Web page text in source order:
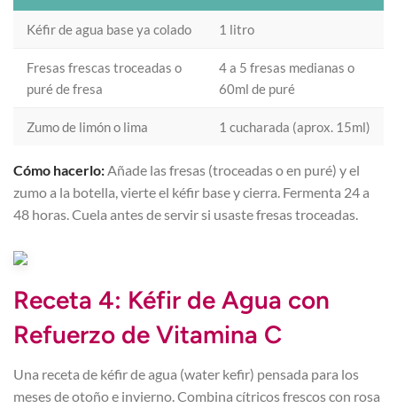
Kéfir de agua base ya colado 1 litro
Fresas frescas troceadas o
puré de fresa
4 a 5 fresas medianas o
60ml de puré
Zumo de limón o lima 1 cucharada (aprox. 15ml)
Cómo hacerlo: Añade las fresas (troceadas o en puré) y el
zumo a la botella, vierte el kéfir base y cierra. Fermenta 24 a
48 horas. Cuela antes de servir si usaste fresas troceadas.
Receta 4: Kéfir de Agua con
Refuerzo de Vitamina C
Una receta de kéfir de agua (water kefir) pensada para los
meses de otoño e invierno. Combina cítricos frescos con rosa